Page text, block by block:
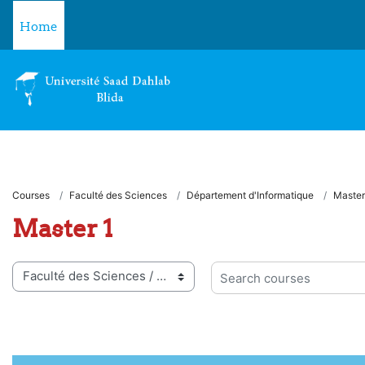
Home
Courses Faculté des Sciences Département d'Informatique Master
Master 1
Search courses